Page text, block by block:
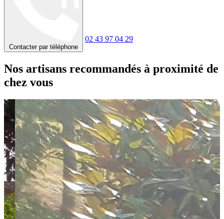
Contacter par téléphone
02 43 97 04 29
Nos artisans recommandés à proximité de
chez vous